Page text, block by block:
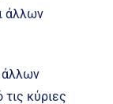
άλλων
άλλων
κύριες